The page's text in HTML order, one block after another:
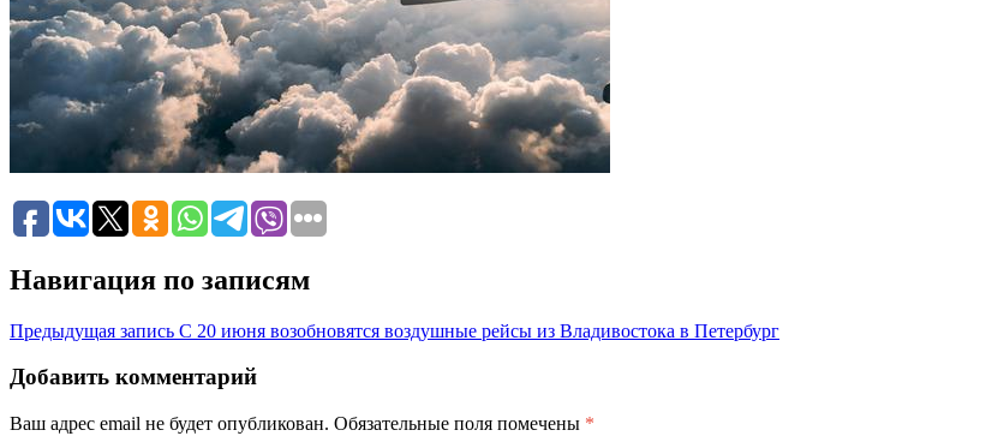
Навигация по записям
Предыдущая запись С 20 июня возобновятся воздушные рейсы из Владивостока в Петербург
Добавить комментарий
Ваш адрес email не будет опубликован. Обязательные поля помечены *